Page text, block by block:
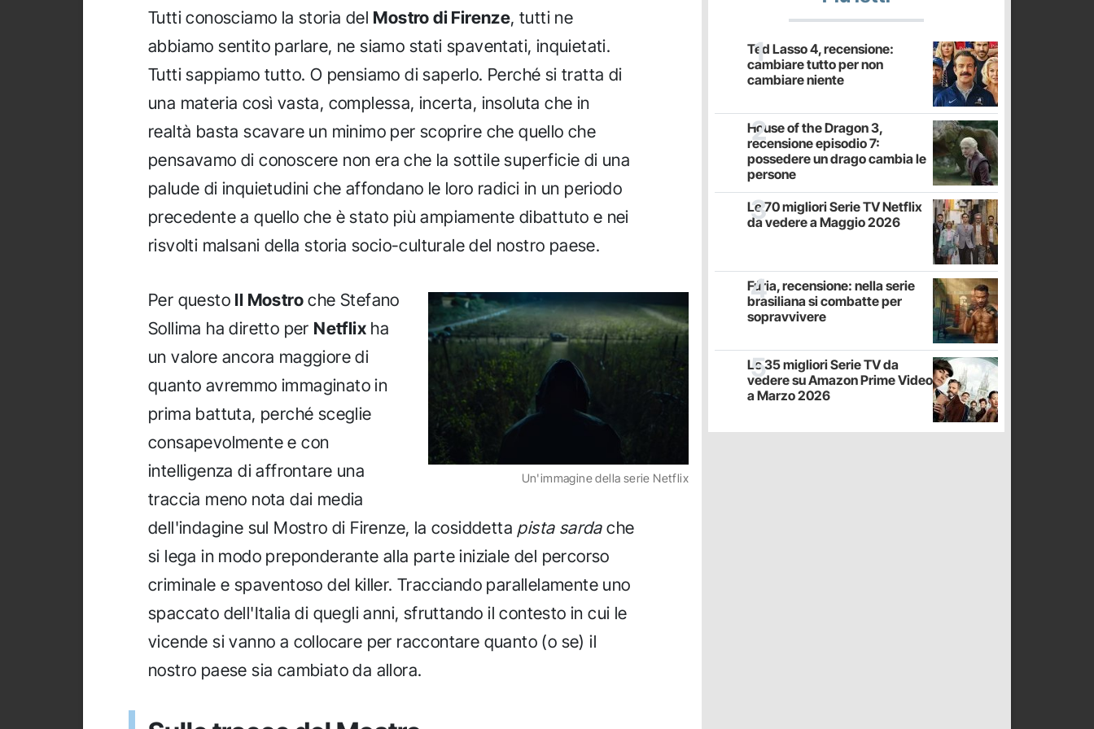
Tutti conosciamo la storia del Mostro di Firenze, tutti ne
abbiamo sentito parlare, ne siamo stati spaventati, inquietati.
Tutti sappiamo tutto. O pensiamo di saperlo. Perché si tratta di
una materia così vasta, complessa, incerta, insoluta che in
realtà basta scavare un minimo per scoprire che quello che
pensavamo di conoscere non era che la sottile superficie di una
palude di inquietudini che affondano le loro radici in un periodo
precedente a quello che è stato più ampiamente dibattuto e nei
risvolti malsani della storia socio-culturale del nostro paese.
Un'immagine della serie Netflix
Per questo Il Mostro che Stefano
Sollima ha diretto per Netflix ha
un valore ancora maggiore di
quanto avremmo immaginato in
prima battuta, perché sceglie
consapevolmente e con
intelligenza di affrontare una
traccia meno nota dai media
dell'indagine sul Mostro di Firenze, la cosiddetta pista sardache
si lega in modo preponderante alla parte iniziale del percorso
criminale e spaventoso del killer. Tracciando parallelamente uno
spaccato dell'Italia di quegli anni, sfruttando il contesto in cui le
vicende si vanno a collocare per raccontare quanto (o se) il
nostro paese sia cambiato da allora.
Ted Lasso 4, recensione:
cambiare tutto per non
cambiare niente
House of the Dragon 3,
recensione episodio 7:
possedere un drago cambia le
persone
Le 70 migliori Serie TV Netflix
da vedere a Maggio 2026
Fúria, recensione: nella serie
brasiliana si combatte per
sopravvivere
Le 35 migliori Serie TV da
vedere su Amazon Prime Video
a Marzo 2026